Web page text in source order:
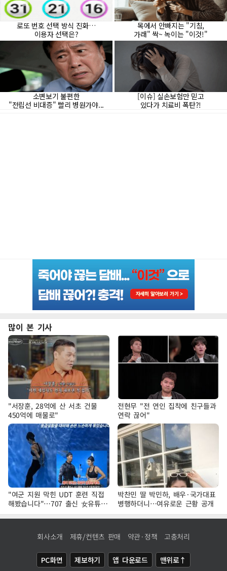
많이 본 기사
"서장훈, 28억에 산 서초 건물
450억에 매물로"
전현무 "전 연인 집착에 친구들과
연락 끊어"
"여군 지원 막힌 UDT 훈련 직접
해봤습니다"…707 출신 女유튜버
'완벽 소화'
박찬민 딸 박민하, 배우·국가대표
병행하더니…여유로운 근황 공개
회사소개 제휴/컨텐츠 판매 약관·정책 고충처리
PC화면 제보하기 앱 다운로드 맨위로↑